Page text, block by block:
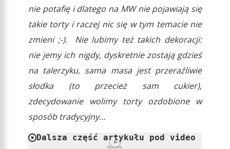
nie potafię i dlatego na MW nie pojawiają się
takie torty i raczej nic się w tym temacie nie
zmieni ;-). Nie lubimy też takich dekoracji:
nie jemy ich nigdy, dyskretnie zostają gdzieś
na talerzyku, sama masa jest przeraźliwie
słodka (to przecież sam cukier),
zdecydowanie wolimy torty ozdobione w
sposób tradycyjny…
Dalsza część artykułu pod video
REKLAMA